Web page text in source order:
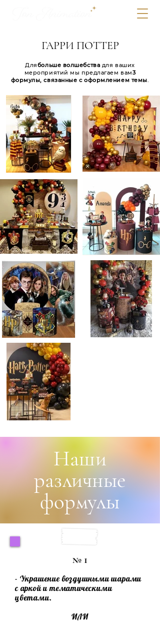
ГАРРИ ПОТТЕР
Длябольше волшебства для ваших
мероприятий мы предлагаем вам3
формулы, связанные с оформлением темы.
Наши
различные
формулы
№ 1
- Украшение воздушными шарами
с аркой и тематическими
цветами.
ИЛИ